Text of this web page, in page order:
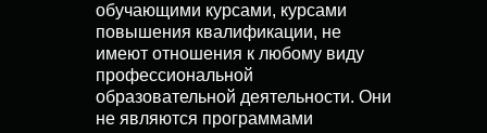
обучающими курсами, курсами
повышения квалификации, не
имеют отношения к любому виду
профессиональной
образовательной деятельности. Они
не являются программами